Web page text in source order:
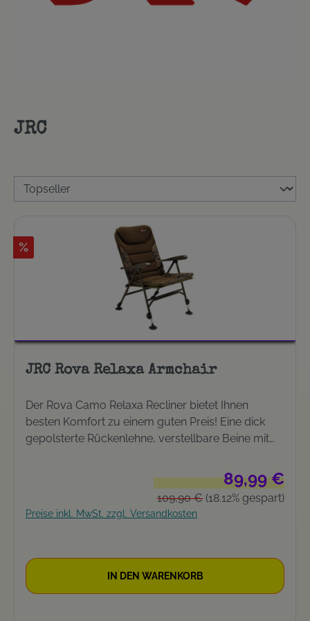
JRC
%
JRC Rova Relaxa Armchair
Der Rova Camo Relaxa Recliner bietet Ihnen
besten Komfort zu einem guten Preis! Eine dick
gepolsterte Rückenlehne, verstellbare Beine mit
Gepolsterte Rückenlehne Verstellbare Beine
Schlammfüsse Bequeme Armlehnen Gewicht: 7,7
Verkaufspreis:89,99 €
Regulärer Preis:
109,90 € (18.12% gespart)
Preise inkl. MwSt. zzgl. Versandkosten
IN DEN WARENKORB